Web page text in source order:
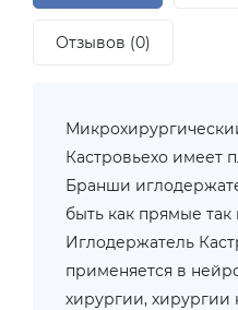
Отзывов (0)
Кастровьехо имеет
Бранши
быть как прямые так
Иглодержатель
применяется в
хирургии, хирургии